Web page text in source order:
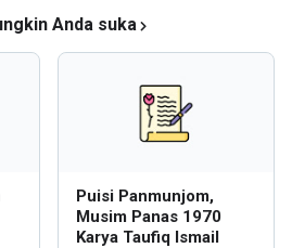
Anda suka
Puisi Panmunjom,
Musim Panas 1970
Karya Taufiq Ismail